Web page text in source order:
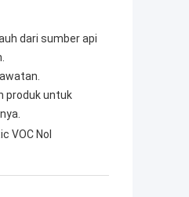
dari sumber api
produk untuk
VOC Nol